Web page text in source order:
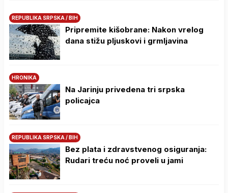
REPUBLIKA SRPSKA / BIH
Pripremite kišobrane: Nakon vrelog
dana stižu pljuskovi i grmljavina
HRONIKA
Na Јarinju privedena tri srpska
policajca
REPUBLIKA SRPSKA / BIH
Bez plata i zdravstvenog osiguranja:
Rudari treću noć proveli u jami